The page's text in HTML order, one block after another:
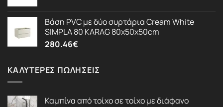
Βάση PVC με δύο συρτάρια Cream White
SIMPLA 80 KARAG 80x50x50cm
280.46€
ΚΑΛΎΤΕΡΕΣ ΠΩΛΉΣΕΙΣ
Καμπίνα από τοίχο σε τοίχο με διάφανο